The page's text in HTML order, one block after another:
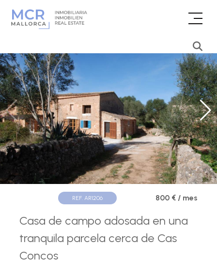
REF. AR1206 800 € / mes
Casa de campo adosada en una
tranquila parcela cerca de Cas
Concos